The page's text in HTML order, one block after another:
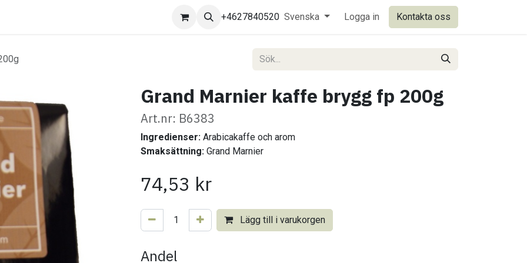
+4627840520 Svenska Logga in Kontakta oss
Grand Marnier kaffe brygg fp 200g
Art.nr: B6383
Ingredienser: Arabicakaffe och arom
Smaksättning: Grand Marnier
74,53 kr
Lägg till i varukorgen
Andel